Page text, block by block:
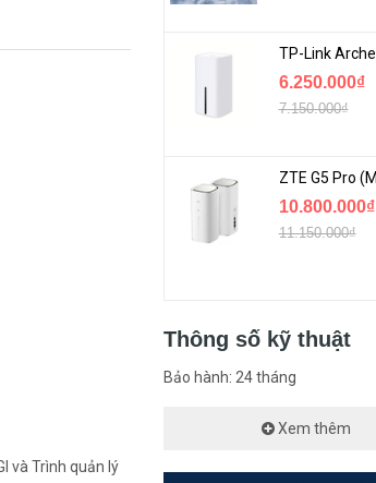
và Trình quản lý
6.250.000₫
7.150.000₫
10.800.000₫
11.150.000₫
Thông số kỹ thuật
Bảo hành: 24 tháng
Xem thêm